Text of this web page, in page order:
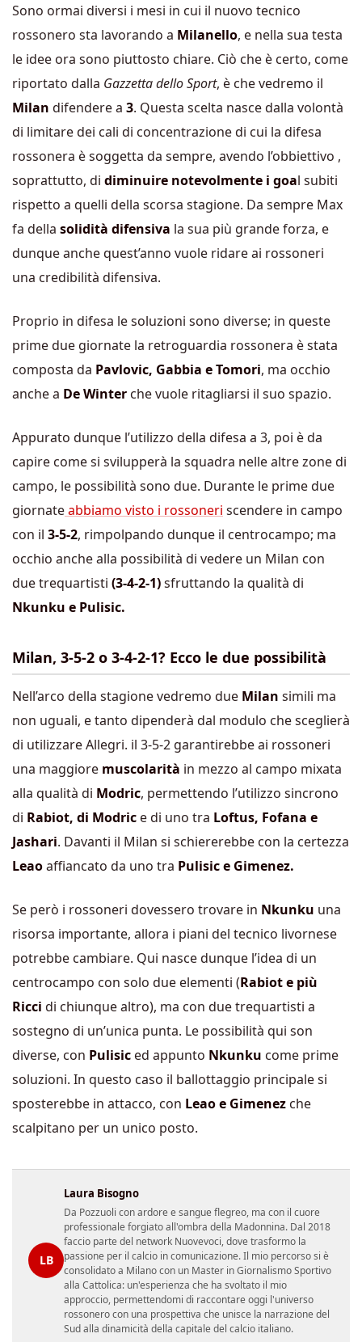
Sono ormai diversi i mesi in cui il nuovo tecnico
rossonero sta lavorando a Milanello, e nella sua testa
le idee ora sono piuttosto chiare. Ciò che è certo, come
riportato dalla Gazzetta dello Sport, è che vedremo il
Milan difendere a 3. Questa scelta nasce dalla volontà
di limitare dei cali di concentrazione di cui la difesa
rossonera è soggetta da sempre, avendo l’obbiettivo ,
soprattutto, di diminuire notevolmente i goal subiti
rispetto a quelli della scorsa stagione. Da sempre Max
fa della solidità difensiva la sua più grande forza, e
dunque anche quest’anno vuole ridare ai rossoneri
una credibilità difensiva.
Proprio in difesa le soluzioni sono diverse; in queste
prime due giornate la retroguardia rossonera è stata
composta da Pavlovic, Gabbia e Tomori, ma occhio
anche a De Winter che vuole ritagliarsi il suo spazio.
Appurato dunque l’utilizzo della difesa a 3, poi è da
capire come si svilupperà la squadra nelle altre zone di
campo, le possibilità sono due. Durante le prime due
giornateabbiamo visto i rossoneri scendere in campo
con il 3-5-2, rimpolpando dunque il centrocampo; ma
occhio anche alla possibilità di vedere un Milan con
due trequartisti (3-4-2-1)sfruttando la qualità di
Nkunku e Pulisic.
Milan, 3-5-2 o 3-4-2-1? Ecco le due possibilità
Nell’arco della stagione vedremo due Milan simili ma
non uguali, e tanto dipenderà dal modulo che sceglierà
di utilizzare Allegri. il 3-5-2 garantirebbe ai rossoneri
una maggiore muscolarità in mezzo al campo mixata
alla qualità di Modric, permettendo l’utilizzo sincrono
di Rabiot, di Modric e di uno tra Loftus, Fofana e
Jashari. Davanti il Milan si schiererebbe con la certezza
Leaoaffiancato da uno tra Pulisic e Gimenez.
Se però i rossoneri dovessero trovare in Nkunku una
risorsa importante, allora i piani del tecnico livornese
potrebbe cambiare. Qui nasce dunque l’idea di un
centrocampo con solo due elementi (Rabiot e più
Ricci di chiunque altro), ma con due trequartisti a
sostegno di un’unica punta. Le possibilità qui son
diverse, con Pulisic ed appunto Nkunku come prime
soluzioni. In questo caso il ballottaggio principale si
sposterebbe in attacco, con Leao e Gimenez che
scalpitano per un unico posto.
LB
Laura Bisogno
Da Pozzuoli con ardore e sangue flegreo, ma con il cuore
professionale forgiato all'ombra della Madonnina. Dal 2018
faccio parte del network Nuovevoci, dove trasformo la
passione per il calcio in comunicazione. Il mio percorso si è
consolidato a Milano con un Master in Giornalismo Sportivo
alla Cattolica: un'esperienza che ha svoltato il mio
approccio, permettendomi di raccontare oggi l'universo
rossonero con una prospettiva che unisce la narrazione del
Sud alla dinamicità della capitale del calcio italiano.